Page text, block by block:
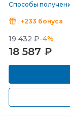
Способы
+233 бонуса
19 432 ₽-4%
18 587 ₽